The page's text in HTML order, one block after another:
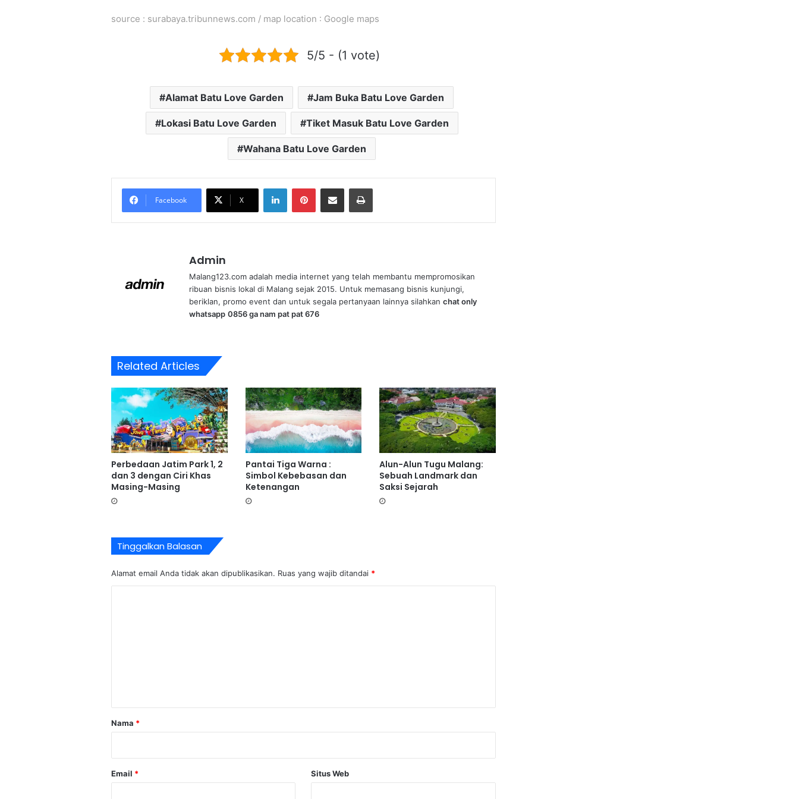
source : surabaya.tribunnews.com / map location : Google maps
5/5 - (1 vote)
Alamat Batu Love Garden Jam Buka Batu Love Garden
Lokasi Batu Love Garden Tiket Masuk Batu Love Garden
Wahana Batu Love Garden
Facebook X
Admin
Malang123.com adalah media internet yang telah membantu mempromosikan
ribuan bisnis lokal di Malang sejak 2015. Untuk memasang bisnis kunjungi,
beriklan, promo event dan untuk segala pertanyaan lainnya silahkan chat only
whatsapp 0856 ga nam pat pat 676
Related Articles
Perbedaan Jatim Park 1, 2
dan 3 dengan Ciri Khas
Masing-Masing
Pantai Tiga Warna :
Simbol Kebebasan dan
Ketenangan
Alun-Alun Tugu Malang:
Sebuah Landmark dan
Saksi Sejarah
Tinggalkan Balasan
Alamat email Anda tidak akan dipublikasikan. Ruas yang wajib ditandai *
rNama *
Email * Situs Web